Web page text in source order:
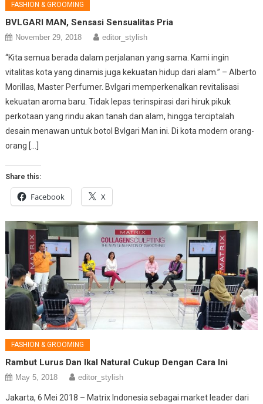
FASHION & GROOMING
BVLGARI MAN, Sensasi Sensualitas Pria
November 29, 2018 editor_stylish
“Kita semua berada dalam perjalanan yang sama. Kami ingin
vitalitas kota yang dinamis juga kekuatan hidup dari alam.” – Alberto
Morillas, Master Perfumer. Bvlgari memperkenalkan revitalisasi
kekuatan aroma baru. Tidak lepas terinspirasi dari hiruk pikuk
perkotaan yang rindu akan tanah dan alam, hingga terciptalah
desain menawan untuk botol Bvlgari Man ini. Di kota modern orang-
orang […]
Share this:
Facebook X
FASHION & GROOMING
Rambut Lurus Dan Ikal Natural Cukup Dengan Cara Ini
May 5, 2018 editor_stylish
Jakarta, 6 Mei 2018 – Matrix Indonesia sebagai market leader dari